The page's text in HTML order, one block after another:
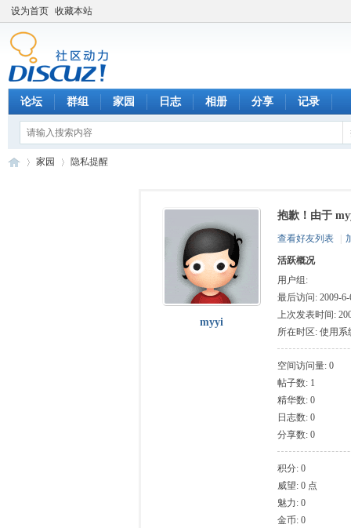
设为首页 收藏本站
论坛 群组 家园 日志 相册 分享 记录
家园 隐私提醒
myyi
抱歉！由于
查看好友列表
活跃概况
用户组:
最后访问: 2009-6-
上次发表时间:
所在时区: 使用系
空间访问量: 0
帖子数: 1
精华数: 0
日志数: 0
分享数: 0
积分: 0
威望: 0 点
魅力: 0
金币: 0